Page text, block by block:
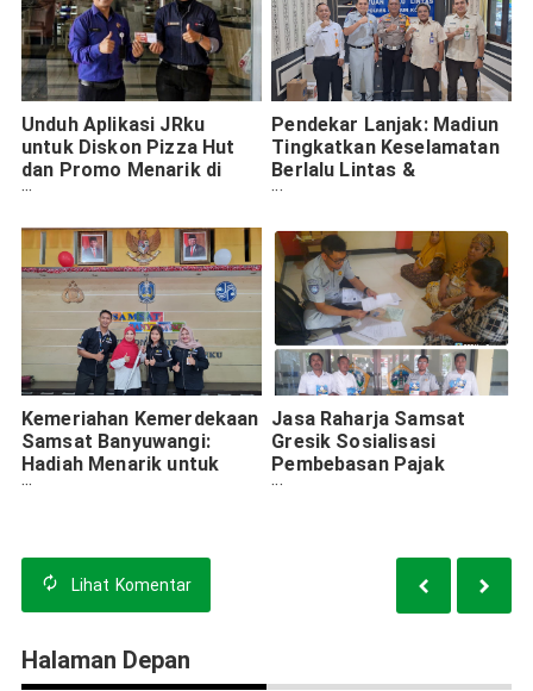
Unduh Aplikasi JRku
untuk Diskon Pizza Hut
dan Promo Menarik di
Madiun
Pendekar Lanjak: Madiun
Tingkatkan Keselamatan
Berlalu Lintas &
Pendapatan Pajak
Kemeriahan Kemerdekaan
Samsat Banyuwangi:
Hadiah Menarik untuk
Wajib Pajak
Jasa Raharja Samsat
Gresik Sosialisasi
Pembebasan Pajak
Daerah 2024
Lihat Komentar
Halaman Depan